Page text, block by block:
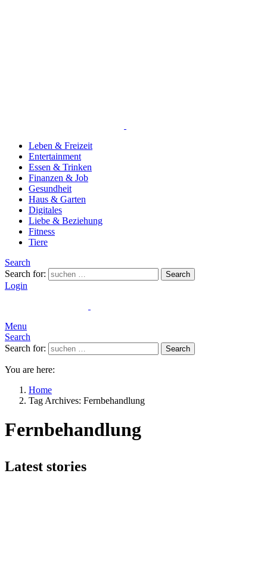
Leben & Freizeit
Entertainment
Essen & Trinken
Finanzen & Job
Gesundheit
Haus & Garten
Digitales
Liebe & Beziehung
Fitness
Tiere
Search
Search for:
Search
Login
Menu
Search
Search for:
Search
You are here:
Home
Tag Archives: Fernbehandlung
Fernbehandlung
Latest stories